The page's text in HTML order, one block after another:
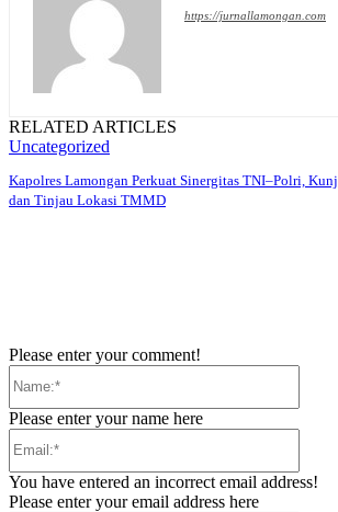
https://jurnallamongan.com
RELATED ARTICLES
Uncategorized
Kapolres Lamongan Perkuat Sinergitas TNI–Polri,
dan Tinjau Lokasi TMMD
Please enter your comment!
Please enter your name here
You have entered an incorrect email address!
Please enter your email address here